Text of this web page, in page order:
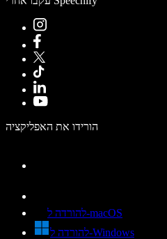
הורידו את האפליקציה
להורדה ל-macOS
להורדה ל-Windows